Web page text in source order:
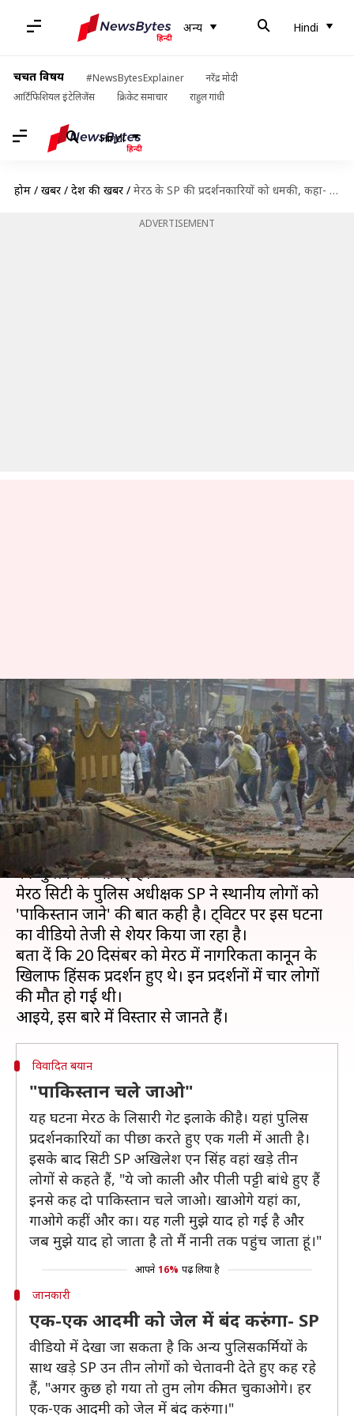
अन्य Hindi
चर्चित विषय #NewsBytesExplainer
नरेंद्र मोदी
आर्टिफिशियल इंटेलिजेंस
क्रिकेट समाचार राहुल गांधी
Hindi
होम / खबरें / देश की खबरें / मेरठ के SP की प्रदर्शनकारियों को धमकी, कहा- पाकिस्तान चले जाओ; वीडियो वायरल
ADVERTISEMENT
मेरठ के SP की प्रदर्शनकारियों को
धमकी, कहा- पाकिस्तान चले जाओ;
वीडियो वायरल
लेखन प्रमोद कुमार Dec 28, 2019 10:32 am
क्या है खबर?
सोशल मीडिया पर चलने वाली धमकियां अब पुलिसकर्मियों
की जुबान पर आ गई हैं।
मेरठ सिटी के पुलिस अधीक्षक SP ने स्थानीय लोगों को
'पाकिस्तान जाने' की बात कही है। ट्विटर पर इस घटना
का वीडियो तेजी से शेयर किया जा रहा है।
बता दें कि 20 दिसंबर को मेरठ में नागरिकता कानून के
खिलाफ हिंसक प्रदर्शन हुए थे। इन प्रदर्शनों में चार लोगों
की मौत हो गई थी।
विवादित बयान
"पाकिस्तान चले जाओ"
यह घटना मेरठ के लिसारी गेट इलाके की है। यहां पुलिस
प्रदर्शनकारियों का पीछा करते हुए एक गली में आती है।
इसके बाद सिटी SP अखिलेश एन सिंह वहां खड़े तीन
लोगों से कहते हैं, "ये जो काली और पीली पट्टी बांधे हुए हैं
इनसे कह दो पाकिस्तान चले जाओ। खाओगे यहां का,
गाओगे कहीं और का। यह गली मुझे याद हो गई है और
जब मुझे याद हो जाता है तो मैं नानी तक पहुंच जाता हूं।"
आपने 16% पढ़ लिया है
जानकारी
एक-एक आदमी को जेल में बंद करुंगा- SP
वीडियो में देखा जा सकता है कि अन्य पुलिसकर्मियों के
साथ खड़े SP उन तीन लोगों को चेतावनी देते हुए कह रहे
हैं, "अगर कुछ हो गया तो तुम लोग कीमत चुकाओगे। हर
एक-एक आदमी को जेल में बंद करुंगा।"